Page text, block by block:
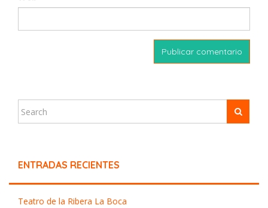
ENTRADAS RECIENTES
Teatro de la Ribera La Boca